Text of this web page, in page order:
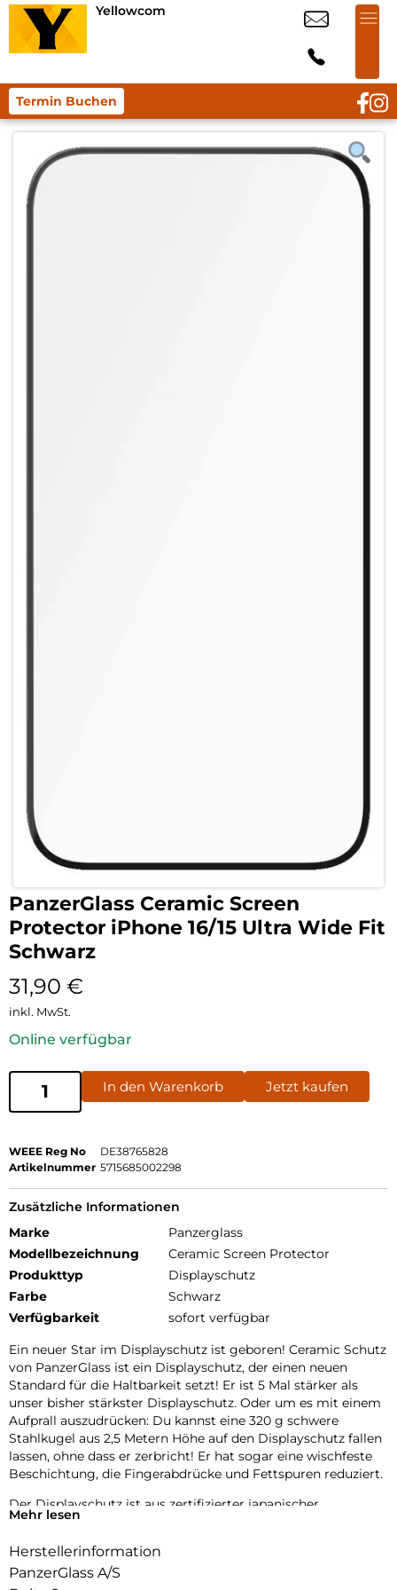
Yellowcom
Termin Buchen
PanzerGlass Ceramic Screen
Protector iPhone 16/15 Ultra Wide Fit
Schwarz
31,90 €
inkl. MwSt.
Online verfügbar
In den Warenkorb Jetzt kaufen
WEEE Reg No
DE38765828
Artikelnummer 5715685002298
Zusätzliche Informationen
Marke
Panzerglass
Modellbezeichnung
Ceramic Screen Protector
Produkttyp
Displayschutz
Farbe
Schwarz
Verfügbarkeit
sofort verfügbar
Ein neuer Star im Displayschutz ist geboren! Ceramic Schutz
von PanzerGlass ist ein Displayschutz, der einen neuen
Standard für die Haltbarkeit setzt! Er ist 5 Mal stärker als
unser bisher stärkster Displayschutz. Oder um es mit einem
Aufprall auszudrücken: Du kannst eine 320 g schwere
Stahlkugel aus 2,5 Metern Höhe auf den Displayschutz fallen
lassen, ohne dass er zerbricht! Er hat sogar eine wischfeste
Beschichtung, die Fingerabdrücke und Fettspuren reduziert.
Der Displayschutz ist aus zertifizierter japanischer
Glaskeramik von Ohara hergestellt. Glaskeramik ist eines der
für das bloße Auge unsichtbare Kristalle, die verhindern, dass
sich Risse ausbreiten, und die eine Festigkeit ermöglichen,
Mehr lesen
Herstellerinformation
PanzerGlass A/S